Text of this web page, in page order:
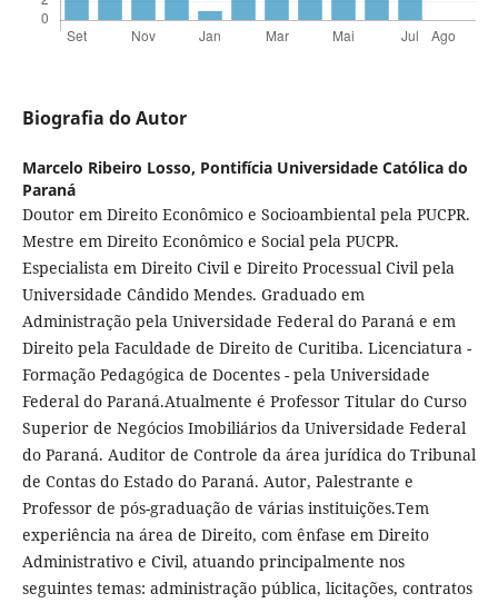
Biografia do Autor
Marcelo Ribeiro Losso, Pontifícia Universidade Católica do
Paraná
Doutor em Direito Econômico e Socioambiental pela PUCPR.
Mestre em Direito Econômico e Social pela PUCPR.
Especialista em Direito Civil e Direito Processual Civil pela
Universidade Cândido Mendes. Graduado em
Administração pela Universidade Federal do Paraná e em
Direito pela Faculdade de Direito de Curitiba. Licenciatura -
Formação Pedagógica de Docentes - pela Universidade
Federal do Paraná.Atualmente é Professor Titular do Curso
Superior de Negócios Imobiliários da Universidade Federal
do Paraná. Auditor de Controle da área jurídica do Tribunal
de Contas do Estado do Paraná. Autor, Palestrante e
Professor de pós-graduação de várias instituições.Tem
experiência na área de Direito, com ênfase em Direito
Administrativo e Civil, atuando principalmente nos
seguintes temas: administração pública, licitações, contratos